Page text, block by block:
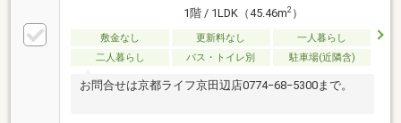
1階 / 1LDK（45.46m2）
敷金なし 更新料なし
一人暮らし
二人暮らし
バス・トイレ別 駐車場(近隣含)
お問合せは京都ライフ京田辺店0774−68−5300まで。